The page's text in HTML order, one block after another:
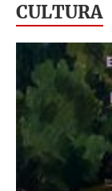
CULTURA